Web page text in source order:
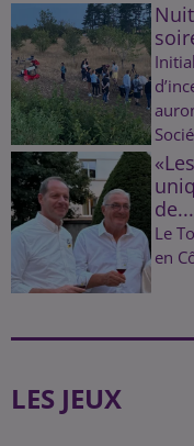
de...
Le
en
LES JEUX